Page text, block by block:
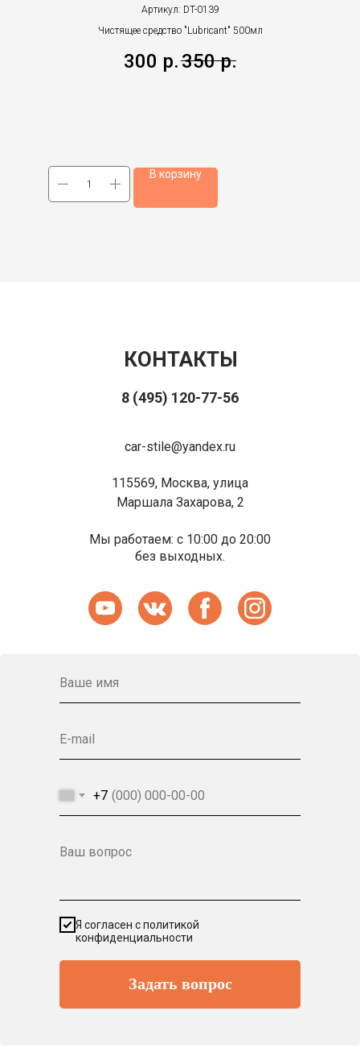
Артикул: DT-0139
Чистящее средство "Lubricant" 500мл
300 р.350 р.
В корзину
КОНТАКТЫ
Ваше имя
E-mail
+7
Ваш вопрос
Я согласен с политикой
конфиденциальности
Задать вопрос
8 (495) 120-77-56
car-stile@yandex.ru
115569, Москва, улица
Маршала Захарова, 2
Мы работаем: с 10:00 до 20:00
без выходных.